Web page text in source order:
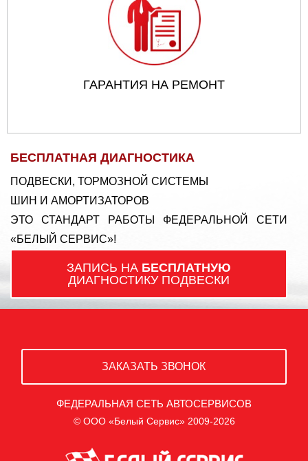
ГАРАНТИЯ НА РЕМОНТ
БЕСПЛАТНАЯ ДИАГНОСТИКА
ПОДВЕСКИ, ТОРМОЗНОЙ СИСТЕМЫ
ШИН И АМОРТИЗАТОРОВ
ЭТО СТАНДАРТ РАБОТЫ ФЕДЕРАЛЬНОЙ СЕТИ
«БЕЛЫЙ СЕРВИС»!
ЗАПИСЬ НА БЕСПЛАТНУЮ
ДИАГНОСТИКУ ПОДВЕСКИ
ЗАКАЗАТЬ ЗВОНОК
ФЕДЕРАЛЬНАЯ СЕТЬ АВТОСЕРВИСОВ
© ООО «Белый Сервис» 2009-2026